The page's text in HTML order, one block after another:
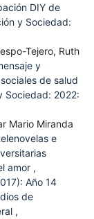
DIY de
y Sociedad:
Tejero, Ruth
y
de salud
Sociedad: 2022:
Mario Miranda
e
amor ,
Año 14
de
,